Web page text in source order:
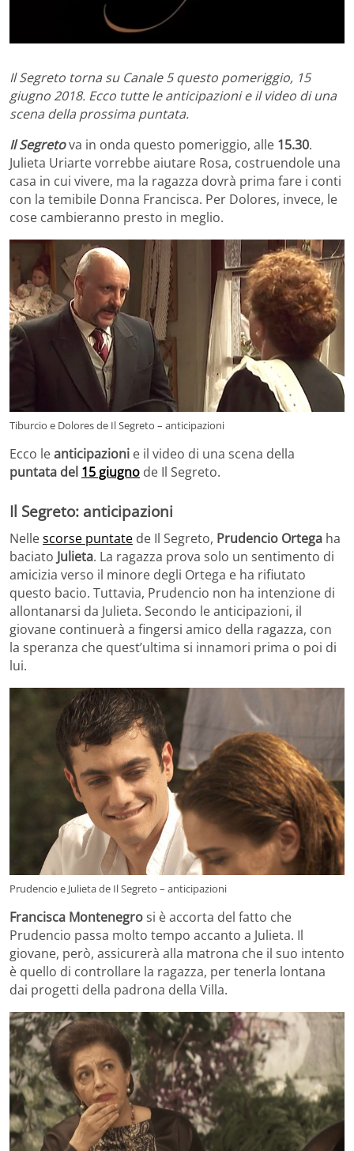
Il Segreto torna su Canale 5 questo pomeriggio, 15
giugno 2018. Ecco tutte le anticipazioni e il video di una
scena della prossima puntata.
Il Segretova in onda questo pomeriggio, alle 15.30.
Julieta Uriarte vorrebbe aiutare Rosa, costruendole una
casa in cui vivere, ma la ragazza dovrà prima fare i conti
con la temibile Donna Francisca. Per Dolores, invece, le
cose cambieranno presto in meglio.
Tiburcio e Dolores de Il Segreto – anticipazioni
Ecco leanticipazioni e il video di una scena della
puntata del 15 giugno de Il Segreto.
Il Segreto: anticipazioni
Nellescorse puntate de Il Segreto, Prudencio Ortega ha
baciato Julieta. La ragazza prova solo un sentimento di
amicizia verso il minore degli Ortega e ha rifiutato
questo bacio. Tuttavia, Prudencio non ha intenzione di
allontanarsi da Julieta. Secondo le anticipazioni, il
giovane continuerà a fingersi amico della ragazza, con
la speranza che quest’ultima si innamori prima o poi di
lui.
Prudencio e Julieta de Il Segreto – anticipazioni
Francisca Montenegrosi è accorta del fatto che
Prudencio passa molto tempo accanto a Julieta. Il
giovane, però, assicurerà alla matrona che il suo intento
è quello di controllare la ragazza, per tenerla lontana
dai progetti della padrona della Villa.